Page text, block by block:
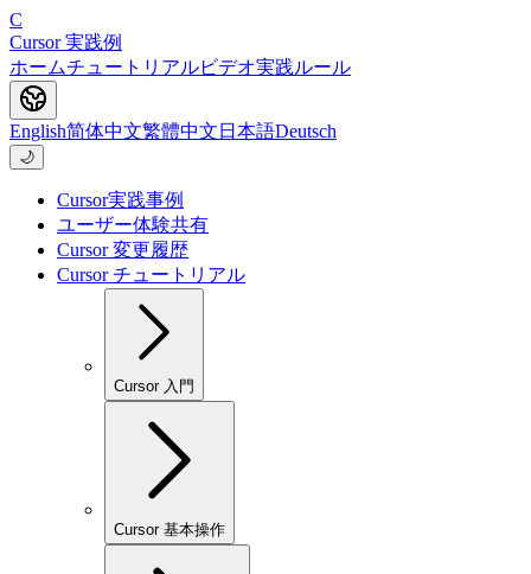
C
Cursor 実践例
ホームチュートリアルビデオ実践ルール
English简体中文繁體中文 日本語Deutsch
🌙
Cursor実践事例
ユーザー体験共有
Cursor 変更履歴
Cursor チュートリアル
Cursor 入門
Cursor 基本操作